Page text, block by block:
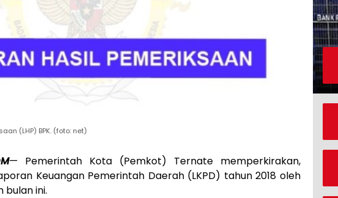
(LHP) BPK. (foto: net)
— Pemerintah Kota (Pemkot) Ternate memperkirakan,
Keuangan Pemerintah Daerah (LKPD) tahun 2018 oleh
bulan ini.